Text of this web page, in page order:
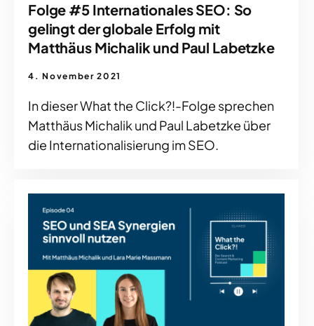
Folge #5 Internationales SEO: So
gelingt der globale Erfolg mit
Matthäus Michalik und Paul Labetzke
4. November 2021
In dieser What the Click?!-Folge sprechen
Matthäus Michalik und Paul Labetzke über
die Internationalisierung im SEO.